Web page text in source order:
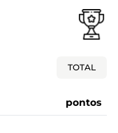
TOTAL
pontos